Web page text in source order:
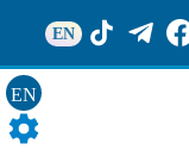
EN
EN